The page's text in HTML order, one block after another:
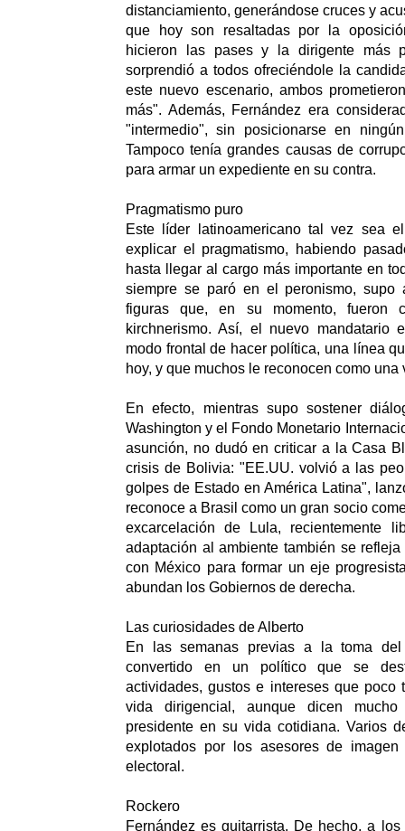
distanciamiento, generándose cruces y
que hoy son resaltadas por la
hicieron las pases y la dirigente más
sorprendió a todos ofreciéndole la
este nuevo escenario, ambos
más". Además, Fernández era
"intermedio", sin posicionarse en
Tampoco tenía grandes causas de
para armar un expediente en su contra.
Pragmatismo puro
Este líder latinoamericano tal vez sea
explicar el pragmatismo, habiendo
hasta llegar al cargo más importante en
siempre se paró en el peronismo, supo
figuras que, en su momento, fueron
kirchnerismo. Así, el nuevo mandatario
modo frontal de hacer política, una línea
hoy, y que muchos le reconocen como una
En efecto, mientras supo sostener
Washington y el Fondo Monetario
asunción, no dudó en criticar a la Casa
crisis de Bolivia: "EE.UU. volvió a las
golpes de Estado en América Latina",
reconoce a Brasil como un gran socio
excarcelación de Lula, recientemente
adaptación al ambiente también se
con México para formar un eje
abundan los Gobiernos de derecha.
Las curiosidades de Alberto
En las semanas previas a la toma
convertido en un político que se
actividades, gustos e intereses que poco
vida dirigencial, aunque dicen
presidente en su vida cotidiana. Varios
explotados por los asesores de
electoral.
Rockero
Fernández es guitarrista. De hecho, a